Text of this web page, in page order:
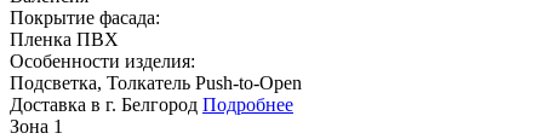
Покрытие фасада:
Пленка ПВХ
Особенности изделия:
Подсветка, Толкатель Push-to-Open
Доставка в г. Белгород Подробнее
Зона 1